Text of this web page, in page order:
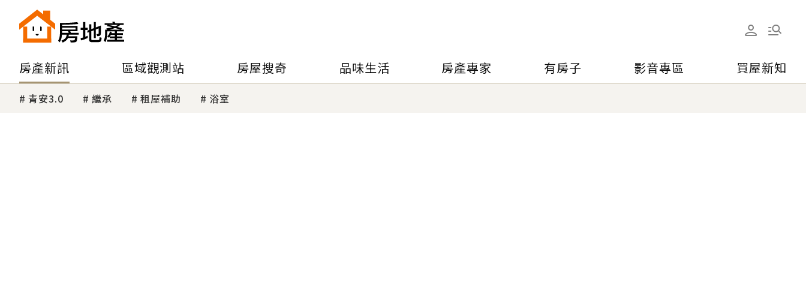
房產新訊 區域觀測站 房屋搜奇 品味生活 房產專家 有房子 影音專區 買屋新知
青安3.0 繼承 租屋補助 浴室